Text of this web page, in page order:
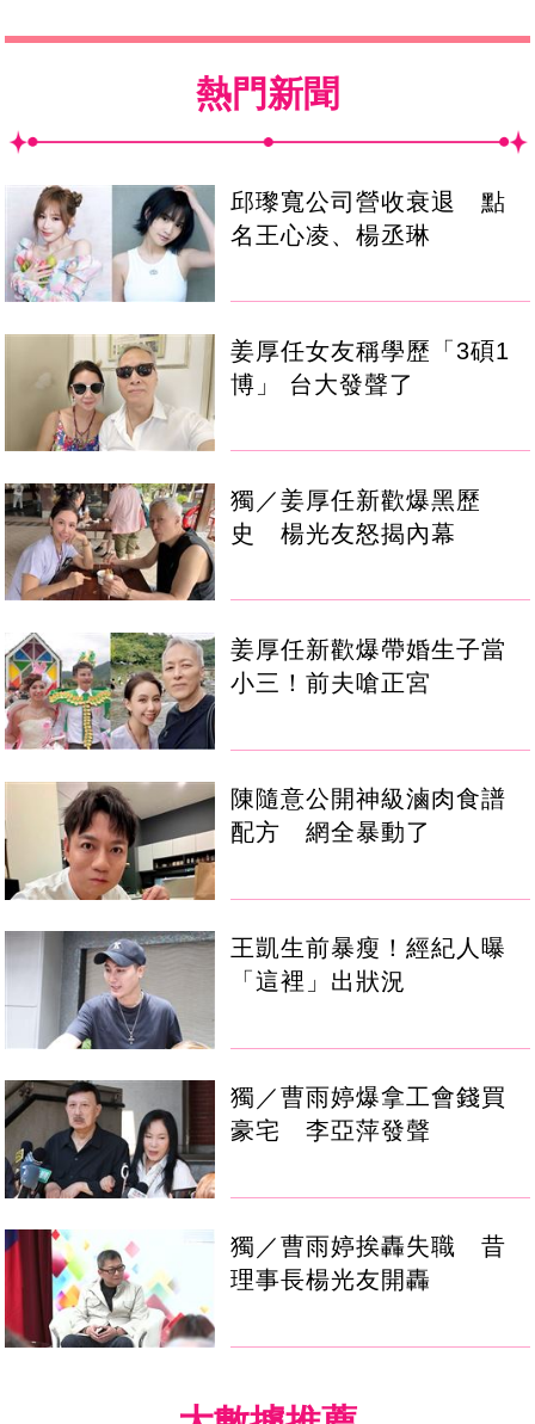
熱門新聞
邱瓈寬公司營收衰退 點
名王心凌、楊丞琳
姜厚任女友稱學歷「3碩1
博」 台大發聲了
獨／姜厚任新歡爆黑歷
史 楊光友怒揭內幕
姜厚任新歡爆帶婚生子當
小三！前夫嗆正宮
陳隨意公開神級滷肉食譜
配方 網全暴動了
王凱生前暴瘦！經紀人曝
「這裡」出狀況
獨／曹雨婷爆拿工會錢買
豪宅 李亞萍發聲
獨／曹雨婷挨轟失職 昔
理事長楊光友開轟